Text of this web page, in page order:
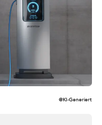
@KI-Generiert